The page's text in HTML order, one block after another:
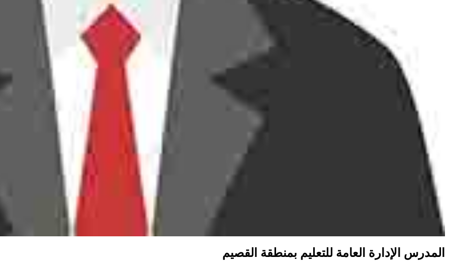
المدرس الإدارة العامة للتعليم بمنطقة القصيم